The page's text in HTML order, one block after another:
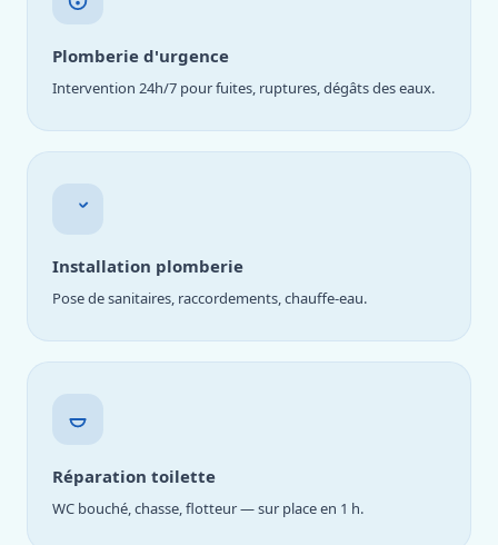
Plomberie d'urgence
Intervention 24h/7 pour fuites, ruptures, dégâts des eaux.
Installation plomberie
Pose de sanitaires, raccordements, chauffe-eau.
Réparation toilette
WC bouché, chasse, flotteur — sur place en 1 h.